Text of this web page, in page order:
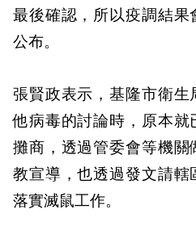
最後確認，所以疫調結
公布。
張賢政表示，基隆市衛
他病毒的討論時，原本
攤商，透過管委會等機
教宣導，也透過發文請
落實滅鼠工作。